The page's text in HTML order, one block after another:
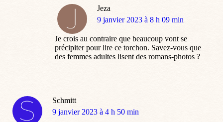
Jeza
dit
9 janvier 2023 à 8 h 09 min
Je crois au contraire que beaucoup vont se
précipiter pour lire ce torchon. Savez-vous que
des femmes adultes lisent des romans-photos ?
Schmitt
dit
9 janvier 2023 à 4 h 50 min